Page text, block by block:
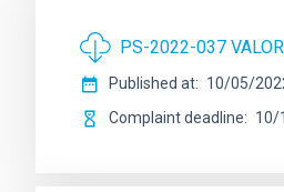
PS-2022-037
Published at
10/05/
Complaint deadline
10/